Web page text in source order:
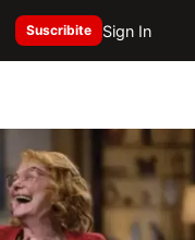
Suscribite Sign In